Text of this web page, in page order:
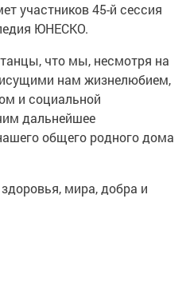
участников 45-й сессия
ЮНЕСКО.
что мы, несмотря на
нам жизнелюбием,
и социальной
дальнейшее
общего родного дома
мира, добра и